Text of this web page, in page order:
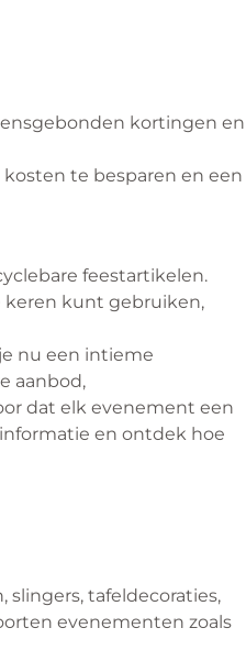
kortingen en
te besparen en een
feestartikelen.
keren kunt gebruiken,
nu een intieme
aanbod,
dat elk evenement een
en ontdek hoe
slingers, tafeldecoraties,
evenementen zoals